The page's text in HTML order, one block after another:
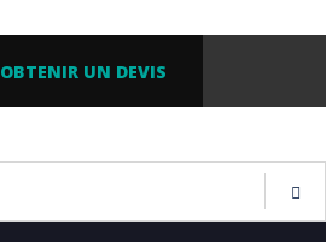
OBTENIR UN DEVIS